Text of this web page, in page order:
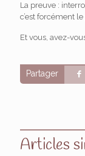
La preuve :
c’est forcément
Et vous, avez-
Partager
Articles